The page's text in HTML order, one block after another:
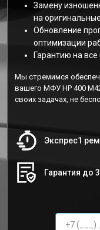
Замену
на
Обновление
оптимизации
Гарантию на
Мы стремимся
вашего МФУ HP 400
своих задачах, не
Экспрес1
Гарантия до